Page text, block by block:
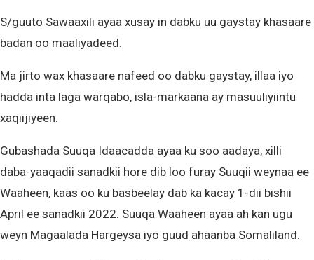
S/guuto Sawaaxili ayaa xusay in dabku uu gaystay khasaare
badan oo maaliyadeed.
Ma jirto wax khasaare nafeed oo dabku gaystay, illaa iyo
hadda inta laga warqabo, isla-markaana ay masuuliyiintu
xaqiijiyeen.
Gubashada Suuqa Idaacadda ayaa ku soo aadaya, xilli
daba-yaaqadii sanadkii hore dib loo furay Suuqii weynaa ee
Waaheen, kaas oo ku basbeelay dab ka kacay 1-dii bishii
April ee sanadkii 2022. Suuqa Waaheen ayaa ah kan ugu
weyn Magaalada Hargeysa iyo guud ahaanba Somaliland.